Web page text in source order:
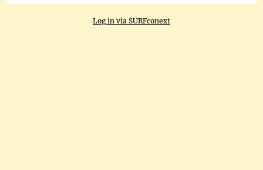
Log in via SURFconext